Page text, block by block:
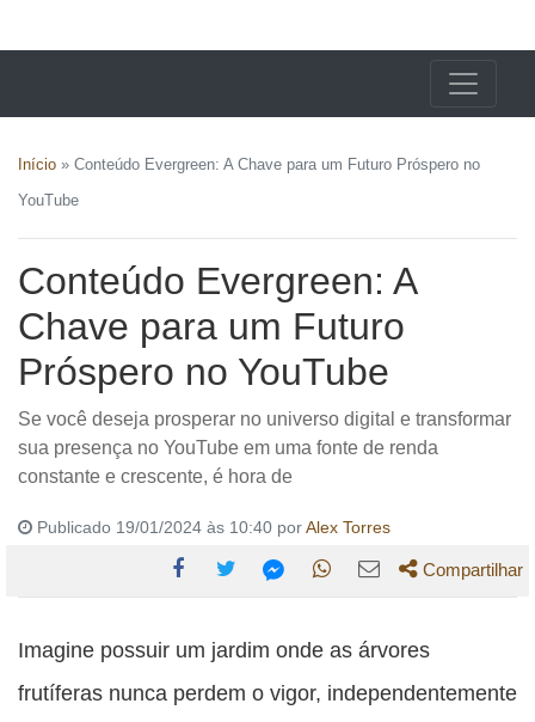
Início » Conteúdo Evergreen: A Chave para um Futuro Próspero no
YouTube
Conteúdo Evergreen: A
Chave para um Futuro
Próspero no YouTube
Se você deseja prosperar no universo digital e transformar
sua presença no YouTube em uma fonte de renda
constante e crescente, é hora de
Publicado 19/01/2024 às 10:40 porAlex Torres
esta
publicação
esta
publicação
esta
publicação
esta
publicação
esta
publicação
Compartilhar
Imagine possuir um jardim onde as árvores
frutíferas nunca perdem o vigor, independentemente